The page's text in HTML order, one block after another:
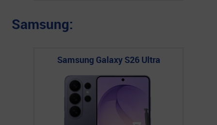
Samsung:
Samsung Galaxy S26 Ultra